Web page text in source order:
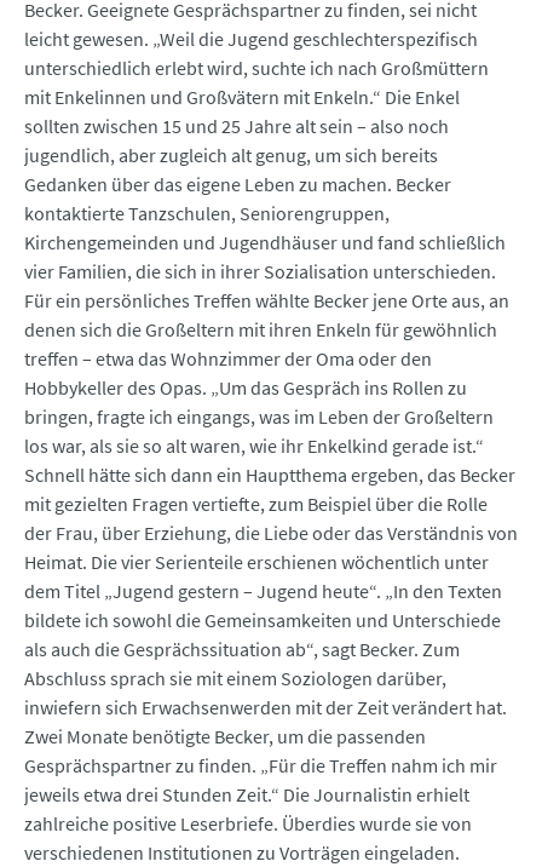
Becker. Geeignete Gesprächspartner zu finden, sei nicht
leicht gewesen. „Weil die Jugend geschlechterspezifisch
unterschiedlich erlebt wird, suchte ich nach Großmüttern
mit Enkelinnen und Großvätern mit Enkeln.“ Die Enkel
sollten zwischen 15 und 25 Jahre alt sein – also noch
jugendlich, aber zugleich alt genug, um sich bereits
Gedanken über das eigene Leben zu machen. Becker
kontaktierte Tanzschulen, Seniorengruppen,
Kirchengemeinden und Jugendhäuser und fand schließlich
vier Familien, die sich in ihrer Sozialisation unterschieden.
Für ein persönliches Treffen wählte Becker jene Orte aus, an
denen sich die Großeltern mit ihren Enkeln für gewöhnlich
treffen – etwa das Wohnzimmer der Oma oder den
Hobbykeller des Opas. „Um das Gespräch ins Rollen zu
bringen, fragte ich eingangs, was im Leben der Großeltern
los war, als sie so alt waren, wie ihr Enkelkind gerade ist.“
Schnell hätte sich dann ein Hauptthema ergeben, das Becker
mit gezielten Fragen vertiefte, zum Beispiel über die Rolle
der Frau, über Erziehung, die Liebe oder das Verständnis von
Heimat. Die vier Serienteile erschienen wöchentlich unter
dem Titel „Jugend gestern – Jugend heute“. „In den Texten
bildete ich sowohl die Gemeinsamkeiten und Unterschiede
als auch die Gesprächssituation ab“, sagt Becker. Zum
Abschluss sprach sie mit einem Soziologen darüber,
inwiefern sich Erwachsenwerden mit der Zeit verändert hat.
Zwei Monate benötigte Becker, um die passenden
Gesprächspartner zu finden. „Für die Treffen nahm ich mir
jeweils etwa drei Stunden Zeit.“ Die Journalistin erhielt
zahlreiche positive Leserbriefe. Überdies wurde sie von
verschiedenen Institutionen zu Vorträgen eingeladen.